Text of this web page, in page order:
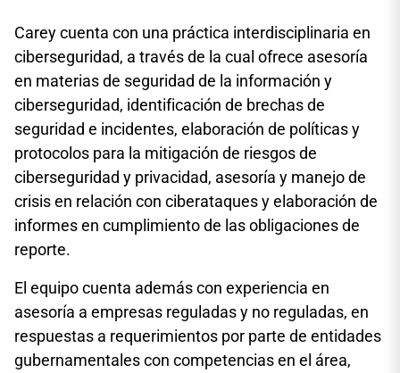
Carey cuenta con una práctica interdisciplinaria en
ciberseguridad, a través de la cual ofrece asesoría
en materias de seguridad de la información y
ciberseguridad, identificación de brechas de
seguridad e incidentes, elaboración de políticas y
protocolos para la mitigación de riesgos de
ciberseguridad y privacidad, asesoría y manejo de
crisis en relación con ciberataques y elaboración de
informes en cumplimiento de las obligaciones de
reporte.
El equipo cuenta además con experiencia en
asesoría a empresas reguladas y no reguladas, en
respuestas a requerimientos por parte de entidades
gubernamentales con competencias en el área,